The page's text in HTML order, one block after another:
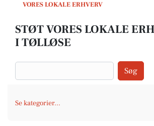
VORES LOKALE ERHVERV
STØT VORES LOKALE
I TØLLØSE
Søg
Se kategorier...